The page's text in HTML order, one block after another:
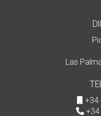
Las
+34